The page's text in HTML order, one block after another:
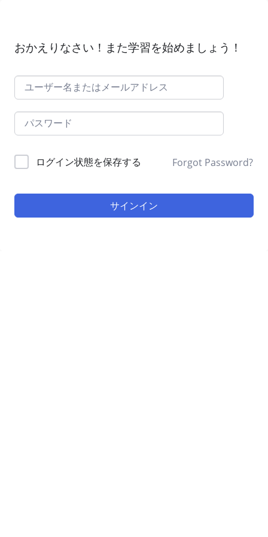
おかえりなさい！また学習を始めましょう！
ログイン状態を保存する Forgot Password?
サインイン